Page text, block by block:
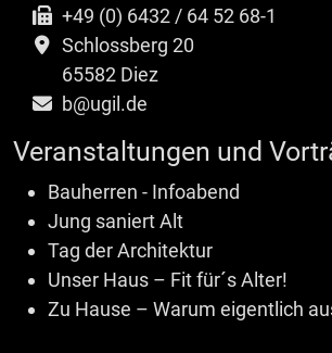
+49 (0) 6432 / 64 52 68-1
Schlossberg 20
65582 Diez
b@ugil.de
Veranstaltungen und
Bauherren - Infoabend
Jung saniert Alt
Tag der Architektur
Unser Haus – Fit für´s Alter!
Zu Hause – Warum eigentlich